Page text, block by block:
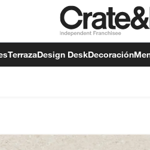
TerrazaDesign DeskDecoración